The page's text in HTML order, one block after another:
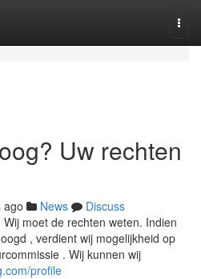
Uw rechten
ago News
Discuss
moet de rechten weten. Indien
, verdient wij mogelijkheid op
. Wij kunnen wij
profile